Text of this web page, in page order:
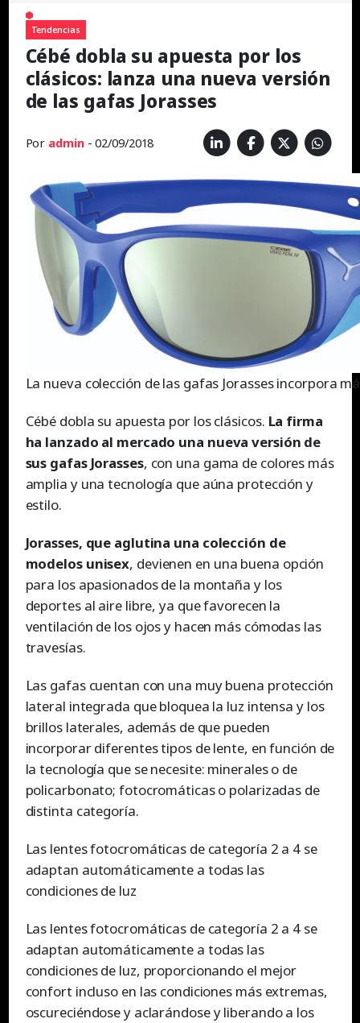
Tendencias
Cébé dobla su apuesta por los
clásicos: lanza una nueva versión
de las gafas Jorasses
Por admin- 02/09/2018
La nueva colección de las gafas Jorasses incorpora
Cébé dobla su apuesta por los clásicos. La firma
ha lanzado al mercado una nueva versión de
sus gafas Jorasses, con una gama de colores más
amplia y una tecnología que aúna protección y
estilo.
Jorasses, que aglutina una colección de
modelos unisex, devienen en una buena opción
para los apasionados de la montaña y los
deportes al aire libre, ya que favorecen la
ventilación de los ojos y hacen más cómodas las
travesías.
Las gafas cuentan con una muy buena protección
lateral integrada que bloquea la luz intensa y los
brillos laterales, además de que pueden
incorporar diferentes tipos de lente, en función de
la tecnología que se necesite: minerales o de
policarbonato; fotocromáticas o polarizadas de
distinta categoría.
Las lentes fotocromáticas de categoría 2 a 4 se
adaptan automáticamente a todas las
condiciones de luz
Las lentes fotocromáticas de categoría 2 a 4 se
adaptan automáticamente a todas las
condiciones de luz, proporcionando el mejor
confort incluso en las condiciones más extremas,
oscureciéndose y aclarándose y liberando a los